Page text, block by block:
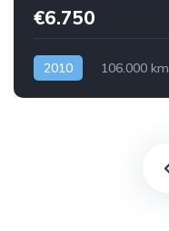
€6.750
2010 106.000 km